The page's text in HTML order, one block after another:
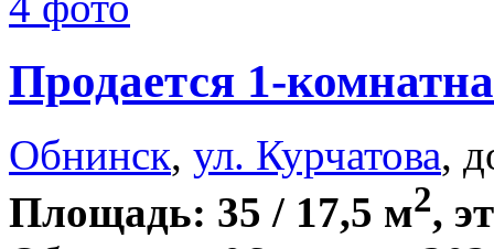
Продается 1-
Обнинск, ул. Курчатова,
Площадь: 35 / 17,5 м2,